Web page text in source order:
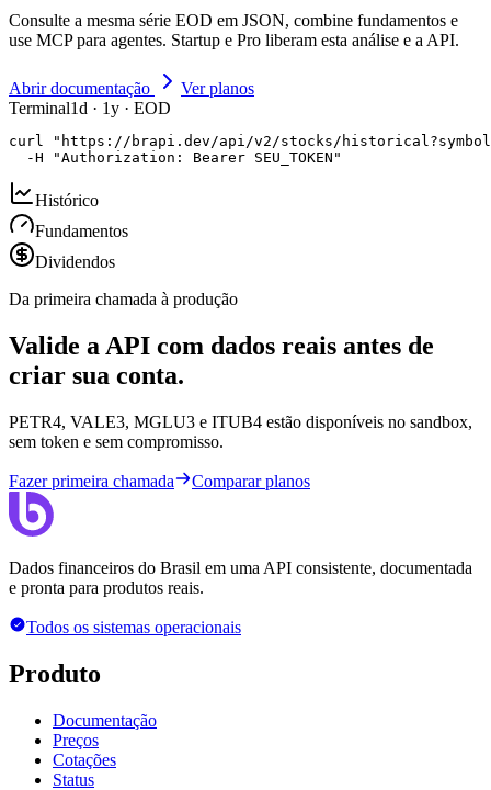
Consulte a mesma série EOD em JSON, combine fundamentos e
use MCP para agentes. Startup e Pro liberam esta análise e a API.
Abrir documentação
Ver planos
Terminal1d · 1y · EOD
curl "https://brapi.dev/api/v2/stocks/
  -H "Authorization: Bearer SEU_TOKEN"
Histórico
Fundamentos
Dividendos
Da primeira chamada à produção
Valide a API com dados reais antes de
criar sua conta.
PETR4, VALE3, MGLU3 e ITUB4 estão disponíveis no sandbox,
sem token e sem compromisso.
Fazer primeira chamada Comparar planos
Dados financeiros do Brasil em uma API consistente, documentada
e pronta para produtos reais.
Todos os sistemas operacionais
Produto
Documentação
Preços
Cotações
Status